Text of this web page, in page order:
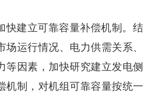
快建立可靠容量补偿机制。 结
场运行情况、电力供需关系、
等因素，加快研究建立发电侧
机制，对机组可靠容量按统一